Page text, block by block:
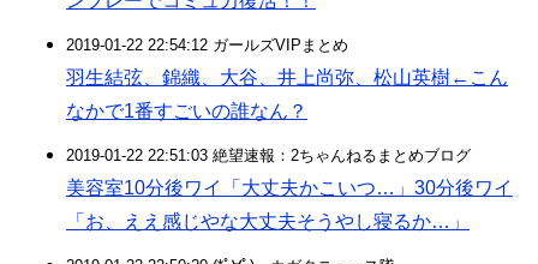
2019-01-22 22:54:12 ガールズVIPまとめ
羽生結弦、錦織、大谷、井上尚弥、松山英樹←こん
なかで1番すごいの誰なん？
2019-01-22 22:51:03 絶望速報：2ちゃんねるまとめブログ
美容室10分後ワイ「大丈夫かこいつ…」30分後ワイ
「お、ええ感じやな大丈夫そうやし寝るか…」